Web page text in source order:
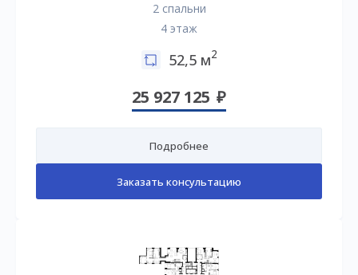
2 спальни
4 этаж
52,5 м2
25 927 125
Подробнее
Заказать консультацию